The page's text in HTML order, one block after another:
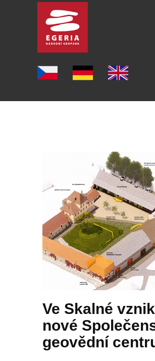
O GEOPARKU
PO STOPÁCH J. W. GOETHA
OSTATNÍ TURISTICKÉ CÍLE
VĚDA A VÝZKUM
KE STAŽENÍ
Ve Skalné
nové
geovědní